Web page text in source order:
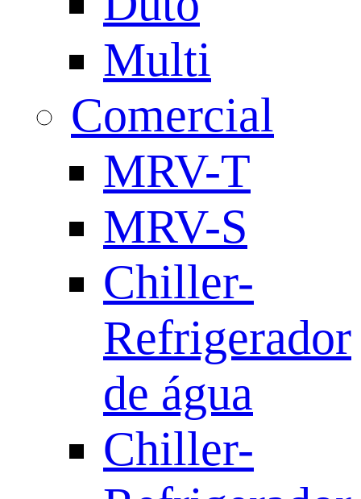
Multi
Comercial
MRV-T
MRV-S
Chiller-
Refrigerador
de água
Chiller-